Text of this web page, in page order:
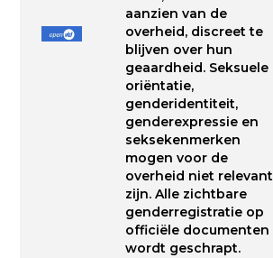
aanzien van de
overheid, discreet te
blijven over hun
geaardheid. Seksuele
oriëntatie,
genderidentiteit,
genderexpressie en
seksekenmerken
mogen voor de
overheid niet relevant
zijn. Alle zichtbare
genderregistratie op
officiële documenten
wordt geschrapt.